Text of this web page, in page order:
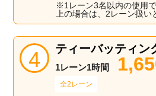
※1レーン3名以内の使用
上の場合は、2レーン扱い
ティーバッティン
1レーン1時間
全2レーン